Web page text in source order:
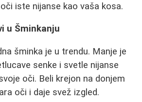
iste nijanse kao vaša kosa.
u Šminkanju
šminka je u trendu. Manje je
senke i svetle nijanse
oči. Beli krejon na donjem
oči i daje svež izgled.